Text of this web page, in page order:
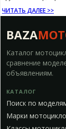
ЧИТАТЬ ДАЛЕЕ >>
BAZA
Каталог
сравнение
объявлениям.
КАТАЛОГ
Поиск по
Марки